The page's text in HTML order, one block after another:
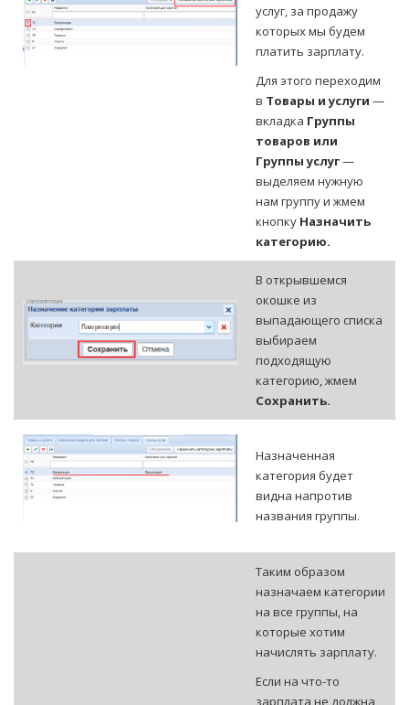
услуг, за продажу
которых мы будем
платить зарплату.
Для этого переходим
в Товары и услуги —
вкладка Группы
товаров или
Группы услуг—
выделяем нужную
нам группу и жмем
кнопку Назначить
категорию.
В открывшемся
окошке из
выпадающего списка
выбираем
подходящую
категорию, жмем
Сохранить.
Назначенная
категория будет
видна напротив
названия группы.
Таким образом
назначаем категории
на все группы, на
которые хотим
начислять зарплату.
Если на что-то
зарплата не должна